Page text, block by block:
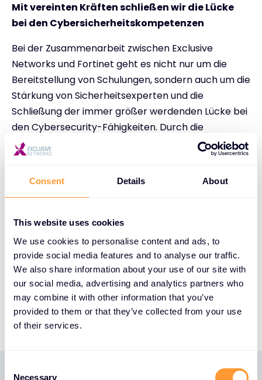
Consent Details About
This website uses cookies
We use cookies to personalise content and ads, to
provide social media features and to analyse our traffic.
We also share information about your use of our site with
our social media, advertising and analytics partners who
may combine it with other information that you’ve
provided to them or that they’ve collected from your use
of their services.
Necessary
Mit vereinten Kräften schließen wir die Lücke
bei den Cybersicherheitskompetenzen
Bei der Zusammenarbeit zwischen Exclusive
Networks und Fortinet geht es nicht nur um die
Bereitstellung von Schulungen, sondern auch um die
Stärkung von Sicherheitsexperten und die
Schließung der immer größer werdenden Lücke bei
den Cybersecurity-Fähigkeiten. Durch die
Bereitstellung hochwertiger Fortinet-Schulungen
trägt Exclusive Networks dazu bei, Fachleute mit
dem Wissen und den Fähigkeiten auszustatten, die
schützen.
Dieser Erfolg von Exclusive Networks ist ein Beleg
für das Engagement des Unternehmens im Bereich
der Cybersecurity-Ausbildung und für die
Zusammenarbeit mit Fortinet, um die Lücke bei den
Cybersecurity-Fähigkeiten zu schließen.